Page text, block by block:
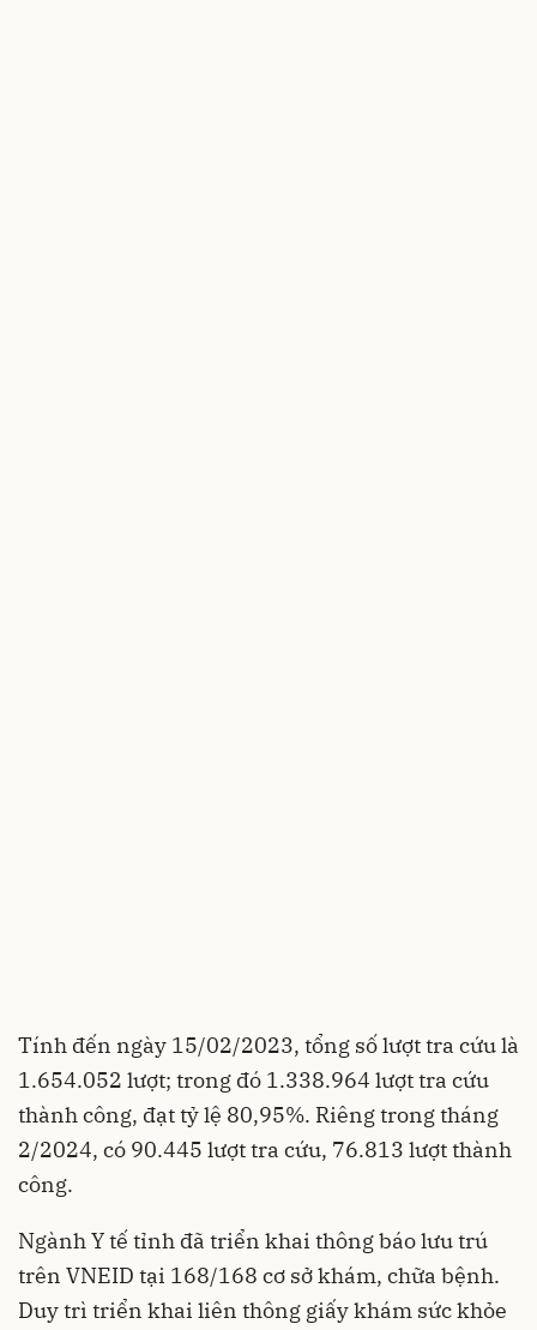
Tính đến ngày 15/02/2023, tổng số lượt tra cứu là
1.654.052 lượt; trong đó 1.338.964 lượt tra cứu
thành công, đạt tỷ lệ 80,95%. Riêng trong tháng
2/2024, có 90.445 lượt tra cứu, 76.813 lượt thành
công.
Ngành Y tế tỉnh đã triển khai thông báo lưu trú
trên VNEID tại 168/168 cơ sở khám, chữa bệnh.
Duy trì triển khai liên thông giấy khám sức khỏe